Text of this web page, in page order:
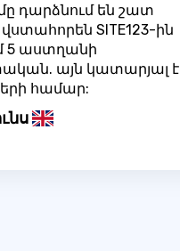
դարձնում են շատ
SITE123-ին
5 աստղանի
այն կատարյալ է
համար: